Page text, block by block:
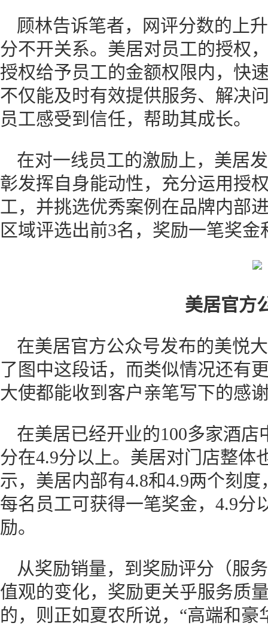
顾林告诉笔者，网评分数的上
分不开关系。美居对员工的授权
授权给予员工的金额权限内，快
不仅能及时有效提供服务、解决
员工感受到信任，帮助其成长。
在对一线员工的激励上，美居
彰发挥自身能动性，充分运用授
工，并挑选优秀案例在品牌内部
区域评选出前3名，奖励一笔奖
美居官方
在美居官方公众号发布的美悦
了图中这段话，而类似情况还有
大使都能收到客户亲笔写下的感
在美居已经开业的100多家酒
分在4.9分以上。美居对门店整体
示，美居内部有4.8和4.9两个刻
每名员工可获得一笔奖金，4.9分
励。
从奖励销量，到奖励评分（服
值观的变化，奖励更关乎服务质
的，则正如夏农所说，“高端和